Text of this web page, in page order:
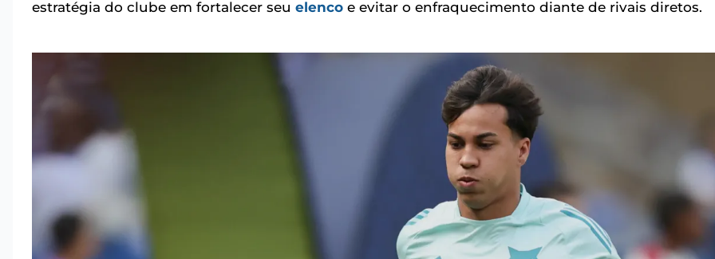
estratégia do clube em fortalecer seu elenco e evitar o enfraquecimento diante de rivais diretos.